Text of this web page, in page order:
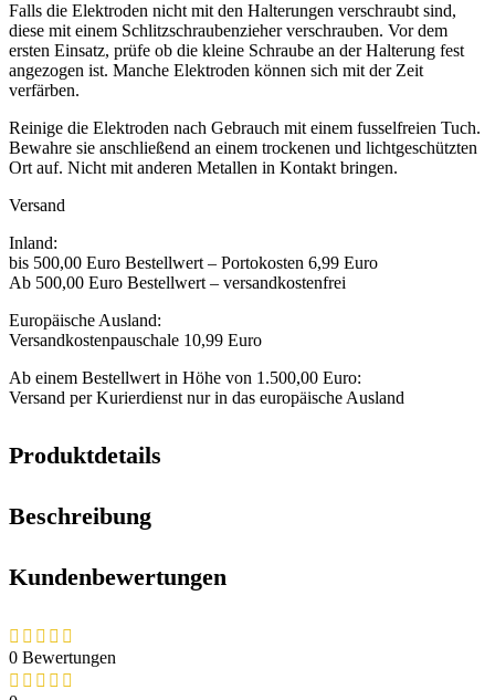
Falls die Elektroden nicht mit den Halterungen verschraubt sind,
diese mit einem Schlitzschraubenzieher verschrauben. Vor dem
ersten Einsatz, prüfe ob die kleine Schraube an der Halterung fest
angezogen ist. Manche Elektroden können sich mit der Zeit
verfärben.
Reinige die Elektroden nach Gebrauch mit einem fusselfreien Tuch.
Bewahre sie anschließend an einem trockenen und lichtgeschützten
Ort auf. Nicht mit anderen Metallen in Kontakt bringen.
Versand
Inland:
bis 500,00 Euro Bestellwert – Portokosten 6,99 Euro
Ab 500,00 Euro Bestellwert – versandkostenfrei
Europäische Ausland:
Versandkostenpauschale 10,99 Euro
Ab einem Bestellwert in Höhe von 1.500,00 Euro:
Versand per Kurierdienst nur in das europäische Ausland
Produktdetails
Beschreibung
Kundenbewertungen
0 Bewertungen